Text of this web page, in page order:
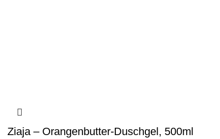
Ziaja – Orangenbutter-Duschgel, 500ml